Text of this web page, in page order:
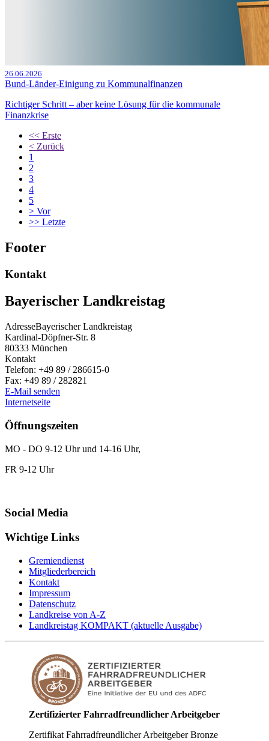
26.06.2026
Bund-Länder-Einigung zu Kommunalfinanzen
Richtiger Schritt – aber keine Lösung für die kommunale
Finanzkrise
<< Erste
< Zurück
1
2
3
4
5
> Vor
>> Letzte
Footer
Kontakt
Bayerischer Landkreistag
AdresseBayerischer Landkreistag
Kardinal-Döpfner-Str. 8
80333 München
Kontakt
Telefon: +49 89 / 286615-0
Fax: +49 89 / 282821
E-Mail senden
Internetseite
Öffnungszeiten
MO - DO 9-12 Uhr und 14-16 Uhr,
FR 9-12 Uhr
Social Media
Wichtige Links
Gremiendienst
Mitgliederbereich
Kontakt
Impressum
Datenschutz
Landkreise von A-Z
Landkreistag KOMPAKT (aktuelle Ausgabe)
Zertifizierter Fahrradfreundlicher Arbeitgeber
Zertifikat Fahrradfreundlicher Arbeitgeber Bronze